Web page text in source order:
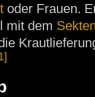
oder Frauen.
mit dem